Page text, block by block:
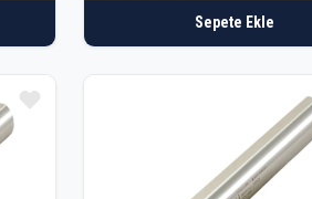
Sepete Ekle